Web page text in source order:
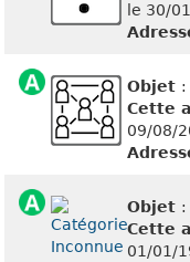
le 30/
Objet :
Cette
09/08/
Objet :
Cette
01/01/